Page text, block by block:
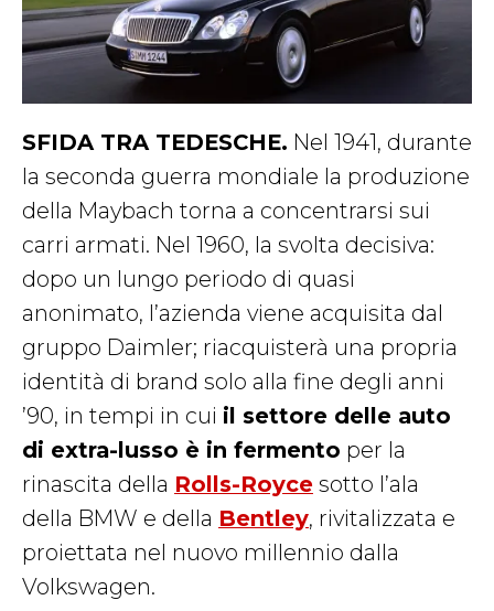
SFIDA TRA TEDESCHE. Nel 1941, durante
la seconda guerra mondiale la produzione
della Maybach torna a concentrarsi sui
carri armati. Nel 1960, la svolta decisiva:
dopo un lungo periodo di quasi
anonimato, l’azienda viene acquisita dal
gruppo Daimler; riacquisterà una propria
identità di brand solo alla fine degli anni
’90, in tempi in cui il settore delle auto
di extra-lusso è in fermento per la
rinascita della Rolls-Royce sotto l’ala
della BMW e della Bentley, rivitalizzata e
proiettata nel nuovo millennio dalla
Volkswagen.